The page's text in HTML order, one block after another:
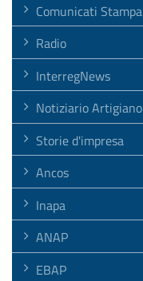
Comunicati Stampa
Radio
InterregNews
Notiziario Artigiano
Storie d'impresa
Ancos
Inapa
ANAP
EBAP